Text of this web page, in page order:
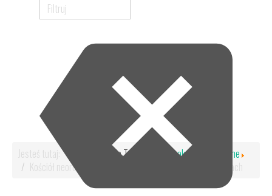
Jesteś tutaj: Dla Turysty
Atrakcje Turystyczne
Kościół neoromański pw. Świętego Antoniego w Piechowicach